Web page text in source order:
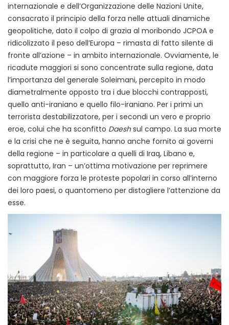
internazionale e dell’Organizzazione delle Nazioni Unite,
consacrato il principio della forza nelle attuali dinamiche
geopolitiche, dato il colpo di grazia al moribondo JCPOA e
ridicolizzato il peso dell’Europa – rimasta di fatto silente di
fronte all’azione – in ambito internazionale. Ovviamente, le
ricadute maggiori si sono concentrate sulla regione, data
l’importanza del generale Soleimani, percepito in modo
diametralmente opposto tra i due blocchi contrapposti,
quello anti-iraniano e quello filo-iraniano. Per i primi un
terrorista destabilizzatore, per i secondi un vero e proprio
eroe, colui che ha sconfitto Daeshsul campo. La sua morte
e la crisi che ne è seguita, hanno anche fornito ai governi
della regione – in particolare a quelli di Iraq, Libano e,
soprattutto, Iran – un’ottima motivazione per reprimere
con maggiore forza le proteste popolari in corso all’interno
dei loro paesi, o quantomeno per distogliere l’attenzione da
esse.